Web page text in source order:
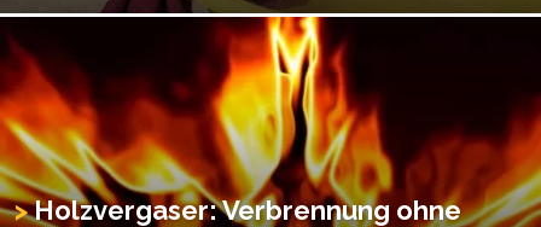
Holzvergaser: Verbrennung ohne